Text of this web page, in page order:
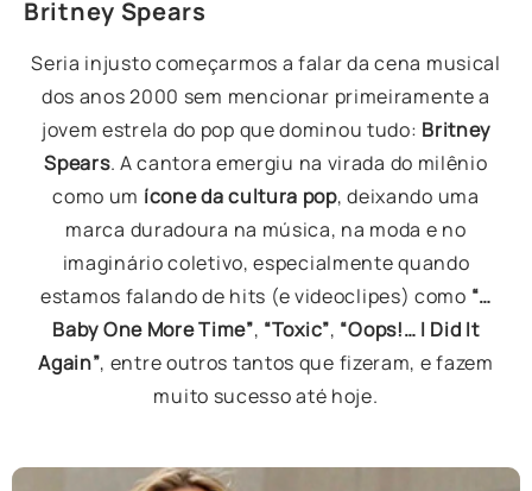
Britney Spears
Seria injusto começarmos a falar da cena musical
dos anos 2000 sem mencionar primeiramente a
jovem estrela do pop que dominou tudo: Britney
Spears. A cantora emergiu na virada do milênio
como um ícone da cultura pop, deixando uma
marca duradoura na música, na moda e no
imaginário coletivo, especialmente quando
estamos falando de hits (e videoclipes) como “…
Baby One More Time”, “Toxic”, “Oops!… I Did It
Again”, entre outros tantos que fizeram, e fazem
muito sucesso até hoje.